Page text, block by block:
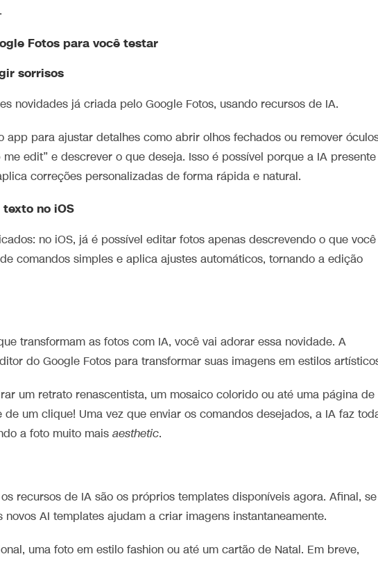
Fotos para você testar
sorrisos
novidades já criada pelo Google Fotos, usando recursos de IA.
app para ajustar detalhes como abrir olhos fechados ou remover
edit” e descrever o que deseja. Isso é possível porque a IA presente
correções personalizadas de forma rápida e natural.
no iOS
no iOS, já é possível editar fotos apenas descrevendo o que você
comandos simples e aplica ajustes automáticos, tornando a edição
transformam as fotos com IA, você vai adorar essa novidade. A
do Google Fotos para transformar suas imagens em estilos
um retrato renascentista, um mosaico colorido ou até uma página de
um clique! Uma vez que enviar os comandos desejados, a IA faz
a foto muito mais aesthetic.
recursos de IA são os próprios templates disponíveis agora. Afinal, se
AI templates ajudam a criar imagens instantaneamente.
uma foto em estilo fashion ou até um cartão de Natal. Em breve,